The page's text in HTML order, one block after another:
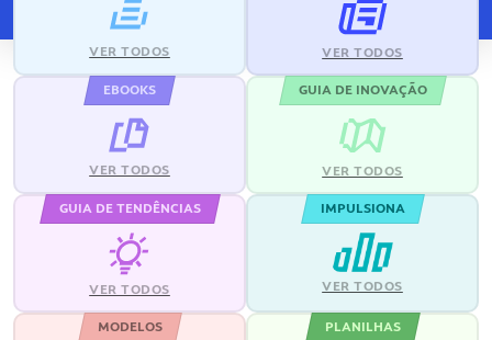
VER TODOS VER TODOS
EBOOKS
VER TODOS
GUIA DE INOVAÇÃO
VER TODOS
GUIA DE TENDÊNCIAS
VER TODOS
IMPULSIONA
VER TODOS
MODELOS PLANILHAS